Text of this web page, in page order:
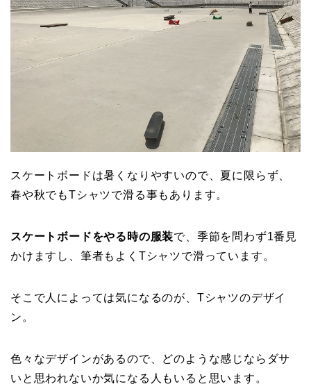
スケートボードは暑くなりやすいので、夏に限らず、
春や秋でもTシャツで滑る事もあります。
スケートボードをやる時の服装で、季節を問わず1番見
かけますし、筆者もよくTシャツで滑っています。
そこで人によっては気になるのが、Tシャツのデザイ
ン。
色々なデザインがあるので、どのような感じならダサ
いと思われないか気になる人もいると思います。